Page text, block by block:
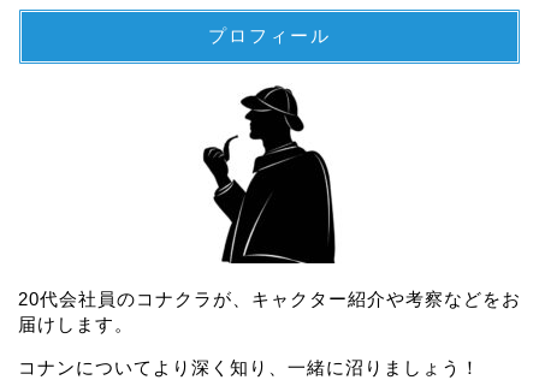
プロフィール
20代会社員のコナクラが、キャクター紹介や考察などをお
届けします。
コナンについてより深く知り、一緒に沼りましょう！